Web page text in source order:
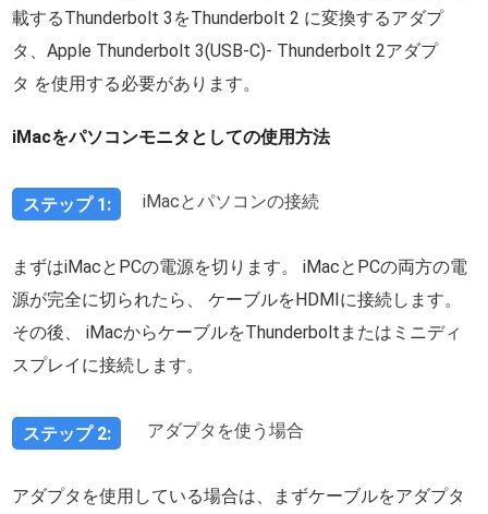
載するThunderbolt 3をThunderbolt 2 に変換するアダプ
タ、Apple Thunderbolt 3(USB-C)- Thunderbolt 2アダプ
タ を使用する必要があります。
iMacをパソコンモニタとしての使用方法
ステップ 1: iMacとパソコンの接続
まずはiMacとPCの電源を切ります。 iMacとPCの両方の電
源が完全に切られたら、 ケーブルをHDMIに接続します。
その後、 iMacからケーブルをThunderboltまたはミニディ
スプレイに接続します。
ステップ 2: アダプタを使う場合
アダプタを使用している場合は、まずケーブルをアダプタ